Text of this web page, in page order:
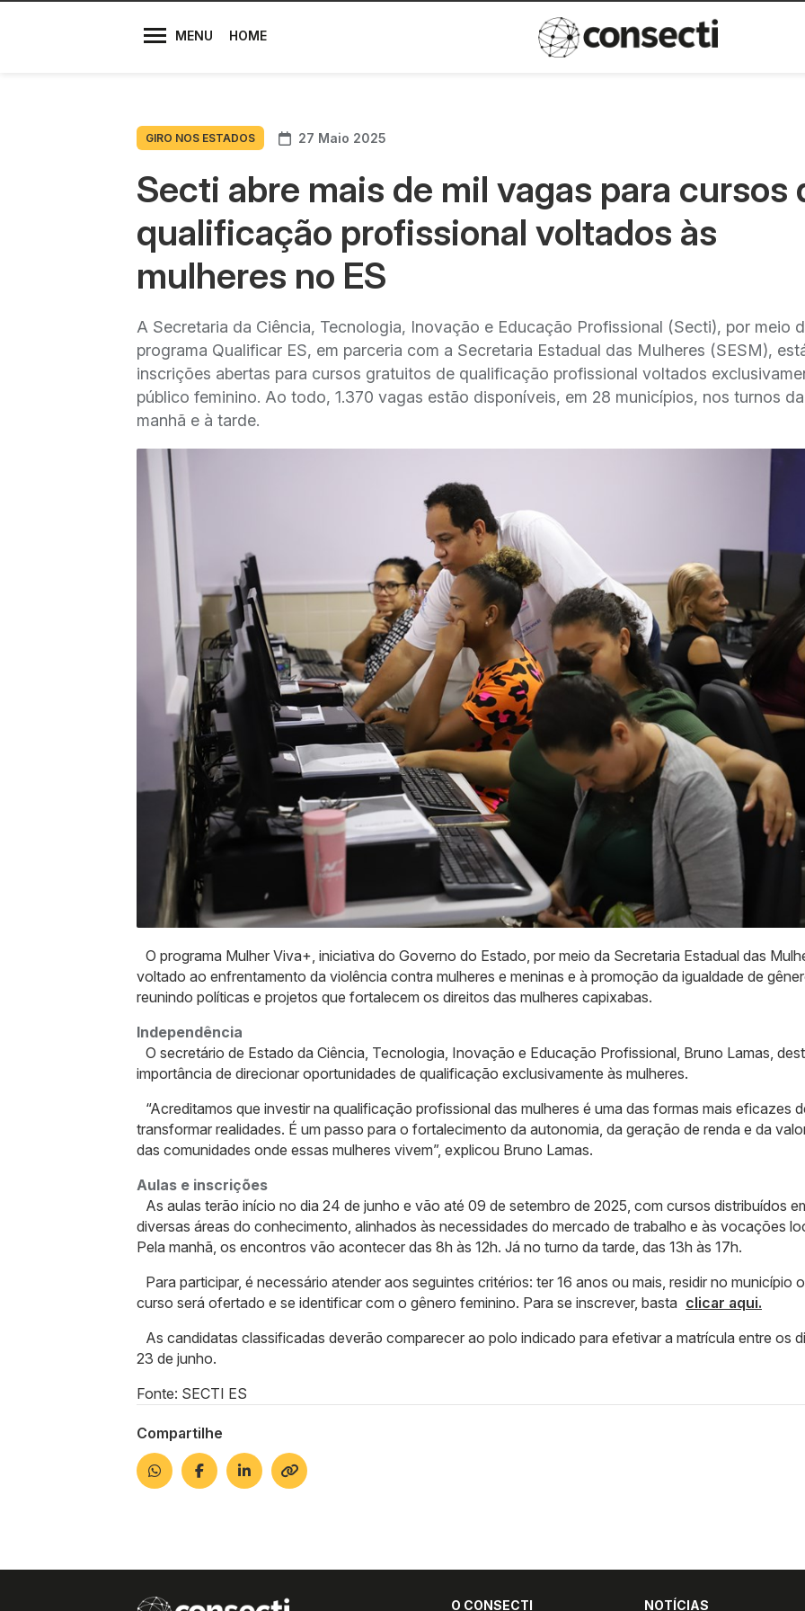
MENU HOME
Diretores
Política de
GIRO NOS ESTADOS 27 Maio 2025
Secti abre mais de mil vagas para cursos
qualificação profissional voltados às
mulheres no ES
A Secretaria da Ciência, Tecnologia, Inovação e Educação Profissional (Secti), por meio
programa Qualificar ES, em parceria com a Secretaria Estadual das Mulheres (SESM),
inscrições abertas para cursos gratuitos de qualificação profissional voltados
público feminino. Ao todo, 1.370 vagas estão disponíveis, em 28 municípios, nos turnos da
manhã e à tarde.
O programa Mulher Viva+, iniciativa do Governo do Estado, por meio da Secretaria Estadual das
voltado ao enfrentamento da violência contra mulheres e meninas e à promoção da igualdade de
reunindo políticas e projetos que fortalecem os direitos das mulheres capixabas.
Independência
O secretário de Estado da Ciência, Tecnologia, Inovação e Educação Profissional, Bruno Lamas,
importância de direcionar oportunidades de qualificação exclusivamente às mulheres.
“Acreditamos que investir na qualificação profissional das mulheres é uma das formas mais eficazes
transformar realidades. É um passo para o fortalecimento da autonomia, da geração de renda e da
das comunidades onde essas mulheres vivem”, explicou Bruno Lamas.
Aulas e inscrições
As aulas terão início no dia 24 de junho e vão até 09 de setembro de 2025, com cursos distribuídos
diversas áreas do conhecimento, alinhados às necessidades do mercado de trabalho e às vocações
Pela manhã, os encontros vão acontecer das 8h às 12h. Já no turno da tarde, das 13h às 17h.
Para participar, é necessário atender aos seguintes critérios: ter 16 anos ou mais, residir no município
curso será ofertado e se identificar com o gênero feminino. Para se inscrever, basta clicar aqui.
As candidatas classificadas deverão comparecer ao polo indicado para efetivar a matrícula entre os
23 de junho.
Fonte: SECTI ES
Compartilhe
O CONSECTI NOTÍCIAS